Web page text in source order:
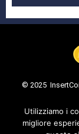
© 2025
Utilizziamo i
migliore